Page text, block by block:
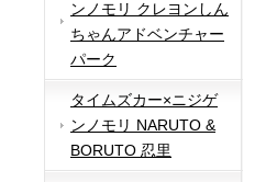
ンノモリ クレヨンしん
ちゃんアドベンチャー
パーク
タイムズカー×ニジゲ
ンノモリ NARUTO &
BORUTO 忍里